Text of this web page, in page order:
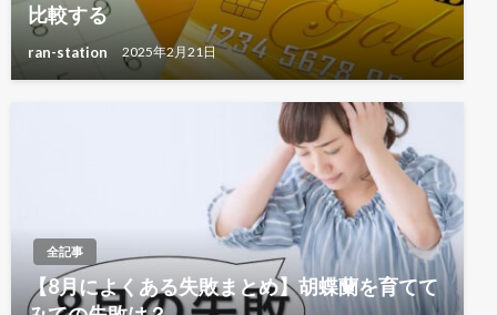
比較する
ran-station 2025年2月21日
全記事
【8月によくある失敗まとめ】胡蝶蘭を育てて